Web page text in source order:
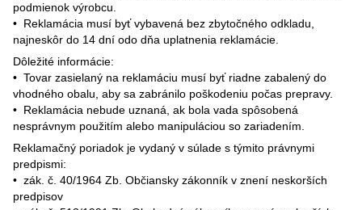
podmienok výrobcu.
•⁠ ⁠Reklamácia musí byť vybavená bez zbytočného odkladu,
najneskôr do 14 dní odo dňa uplatnenia reklamácie.
Dôležité informácie:
•⁠ ⁠Tovar zasielaný na reklamáciu musí byť riadne zabalený do
vhodného obalu, aby sa zabránilo poškodeniu počas prepravy.
•⁠ ⁠Reklamácia nebude uznaná, ak bola vada spôsobená
nesprávnym použitím alebo manipuláciou so zariadením.
Reklamačný poriadok je vydaný v súlade s týmito právnymi
predpismi:
•⁠ ⁠zák. č. 40/1964 Zb. Občiansky zákonník v znení neskorších
predpisov